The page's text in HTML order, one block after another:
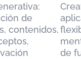
de
contenidos,
de